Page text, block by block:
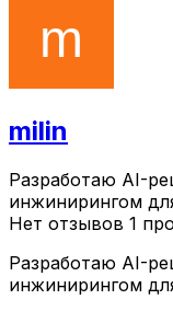
milin
Разработаю AI-
инжинирингом
Нет отзывов 1
Разработаю AI-
инжинирингом